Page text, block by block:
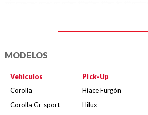
MODELOS
Vehiculos
Corolla
Corolla Gr-sport
Pick-Up
Hiace Furgón
Hilux